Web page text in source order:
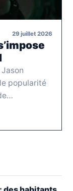
29 juillet 2026
popularité